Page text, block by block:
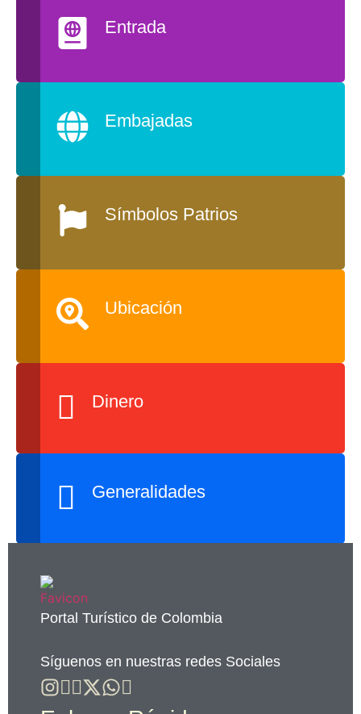
Entrada
Embajadas
Símbolos Patrios
Ubicación
Dinero
Generalidades
Portal Turístico de Colombia
Síguenos en nuestras redes Sociales